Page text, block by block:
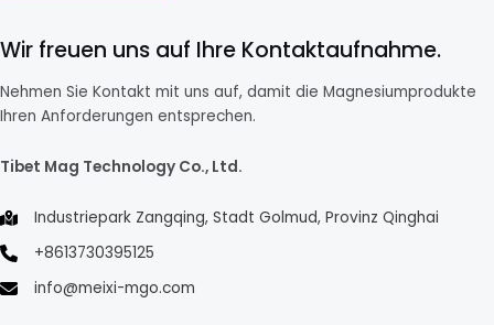
Wir freuen uns auf Ihre Kontaktaufnahme.
Nehmen Sie Kontakt mit uns auf, damit die Magnesiumprodukte
Ihren Anforderungen entsprechen.
Tibet Mag Technology Co., Ltd.
Industriepark Zangqing, Stadt Golmud, Provinz Qinghai
+8613730395125
info@meixi-mgo.com